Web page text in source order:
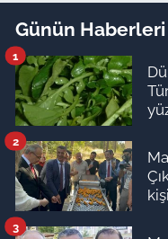
Günün Haberleri
1
2
3